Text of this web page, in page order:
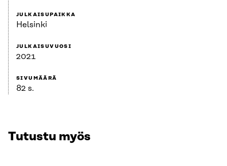
JULKAISUPAIKKA
Helsinki
JULKAISUVUOSI
2021
SIVUMÄÄRÄ
82 s.
Tutustu myös